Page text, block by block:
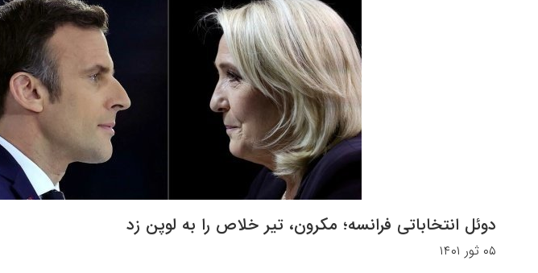
دوئل انتخاباتی فرانسه؛ مکرون، تیر خلاص را به لوپن زد
۰۵ ثور ۱۴۰۱